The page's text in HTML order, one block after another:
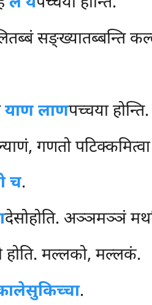
सङ्ख्यातब्बन्ति
याण लाणपच्चया होन्ति.
गणतो
च.
देसोहोति. अञ्ञमञ्ञं
मल्लको, मल्लकं.
.